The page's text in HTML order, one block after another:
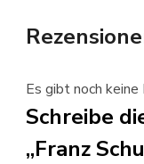
Es gibt noch keine
Schreibe
„Franz